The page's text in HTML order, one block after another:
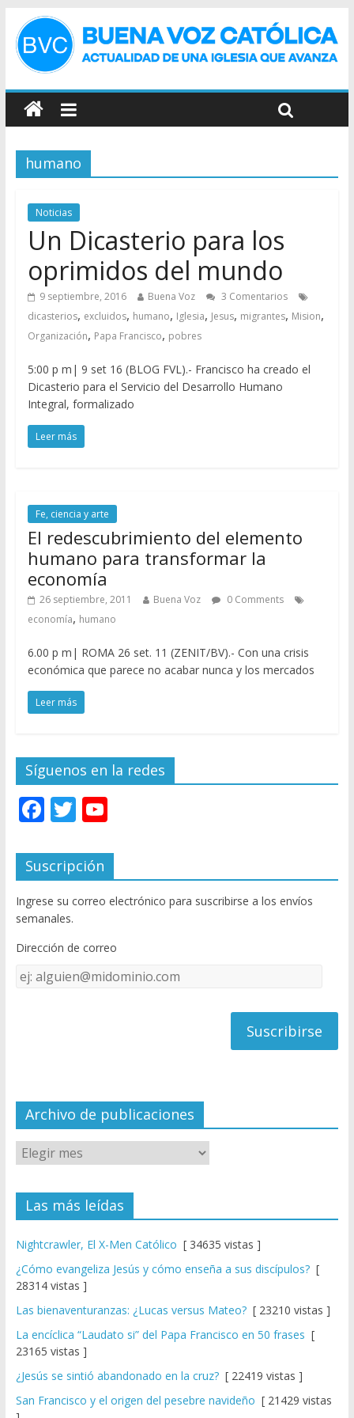
humano
Noticias
Un Dicasterio para los
oprimidos del mundo
9 septiembre, 2016 Buena Voz
3 Comentarios
dicasterios, excluidos, humano, Iglesia, Jesus, migrantes, Mision,
Organización, Papa Francisco, pobres
5:00 p m| 9 set 16 (BLOG FVL).- Francisco ha creado el
Dicasterio para el Servicio del Desarrollo Humano
Integral, formalizado
Leer más
Fe, ciencia y arte
El redescubrimiento del elemento
humano para transformar la
economía
26 septiembre, 2011 Buena Voz
0 Comments
economía, humano
6.00 p m| ROMA 26 set. 11 (ZENIT/BV).- Con una crisis
económica que parece no acabar nunca y los mercados
Leer más
Síguenos en la redes
F
e
b
o
o
k
T
itt
er
Y
u
T
u
e
C
el
Suscripción
Ingrese su correo electrónico para suscribirse a los envíos
semanales.
Dirección de correo
Dirección
de
Archivo de publicaciones
Las más leídas
Nightcrawler, El X-Men Católico [ 34635 vistas ]
¿Cómo evangeliza Jesús y cómo enseña a sus discípulos?[
28314 vistas ]
Las bienaventuranzas: ¿Lucas versus Mateo?[ 23210 vistas ]
La encíclica “Laudato si” del Papa Francisco en 50 frases [
23165 vistas ]
¿Jesús se sintió abandonado en la cruz?[ 22419 vistas ]
San Francisco y el origen del pesebre navideño [ 21429 vistas